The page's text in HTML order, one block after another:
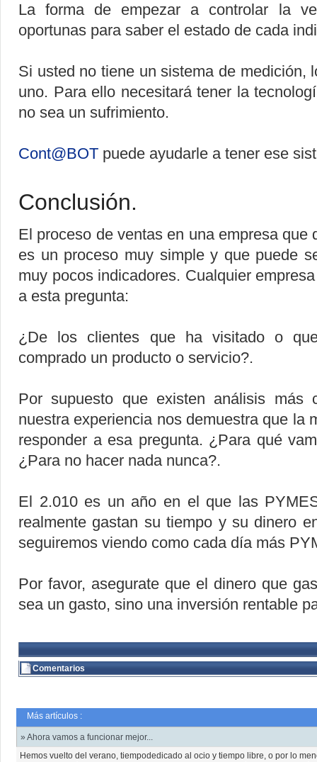
La forma de empezar a controlar la
oportunas para saber el estado de cada
Si usted no tiene un sistema de medición,
uno. Para ello necesitará tener la
no sea un sufrimiento.
Cont@BOT puede ayudarle a tener ese
Conclusión.
El proceso de ventas en una empresa que
es un proceso muy simple y que puede
muy pocos indicadores. Cualquier
a esta pregunta:
¿De los clientes que ha visitado o
comprado un producto o servicio?.
Por supuesto que existen análisis más
nuestra experiencia nos demuestra que la
responder a esa pregunta. ¿Para qué
¿Para no hacer nada nunca?.
El 2.010 es un año en el que las
realmente gastan su tiempo y su dinero
seguiremos viendo como cada día más
Por favor, asegurate que el dinero que
sea un gasto, sino una inversión rentable
Comentarios
Más artículos :
» Ahora vamos a funcionar mejor...
Hemos vuelto del verano, tiempodedicado al ocio y tiempo libre, o por lo